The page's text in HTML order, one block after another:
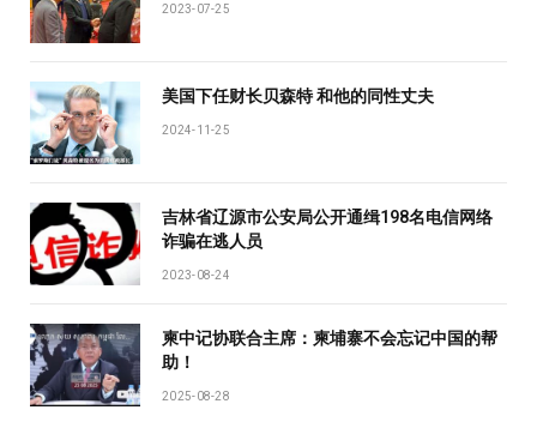
2023-07-25
美国下任财长贝森特 和他的同性丈夫
2024-11-25
吉林省辽源市公安局公开通缉198名电信网络
诈骗在逃人员
2023-08-24
柬中记协联合主席：柬埔寨不会忘记中国的帮
助！
2025-08-28